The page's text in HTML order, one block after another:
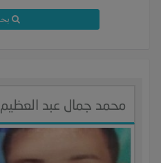
محمد جمال عبد العظيم